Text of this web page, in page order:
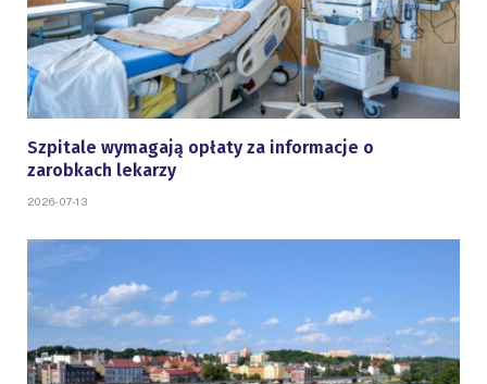
Szpitale wymagają opłaty za informacje o
zarobkach lekarzy
2026-07-13